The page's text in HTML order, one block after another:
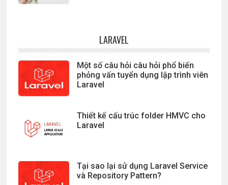
LARAVEL
Một số câu hỏi câu hỏi phổ biến
phỏng vấn tuyển dụng lập trình viên
Laravel
Thiết kế cấu trúc folder HMVC cho
Laravel
Tại sao lại sử dụng Laravel Service
và Repository Pattern?